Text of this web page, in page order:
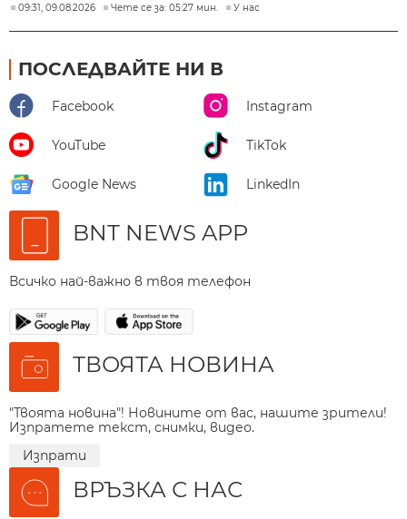
09:31, 09.08.2026 Чете се за: 05:27 мин. У нас
ПОСЛЕДВАЙТЕ НИ В
Facebook Instagram
YouTube TikTok
Google News LinkedIn
BNT NEWS APP
Всичко най-важно в твоя телефон
ТВОЯТА НОВИНА
"Твоята новина"! Новините от вас, нашите зрители!
Изпратете текст, снимки, видео.
Изпрати
ВРЪЗКА С НАС